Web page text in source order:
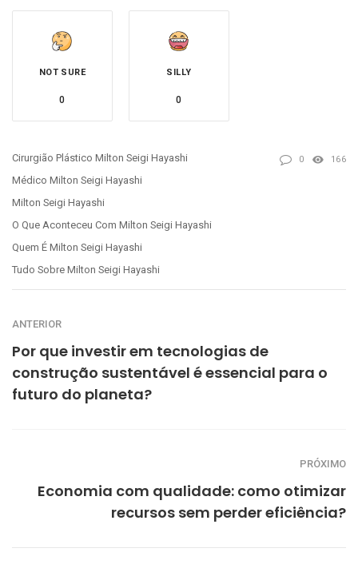
NOT SURE
0
SILLY
0
Cirurgião Plástico Milton Seigi Hayashi
Médico Milton Seigi Hayashi
Milton Seigi Hayashi
O Que Aconteceu Com Milton Seigi Hayashi
Quem É Milton Seigi Hayashi
Tudo Sobre Milton Seigi Hayashi
0 166
ANTERIOR
Por que investir em tecnologias de
construção sustentável é essencial para o
futuro do planeta?
PRÓXIMO
Economia com qualidade: como otimizar
recursos sem perder eficiência?